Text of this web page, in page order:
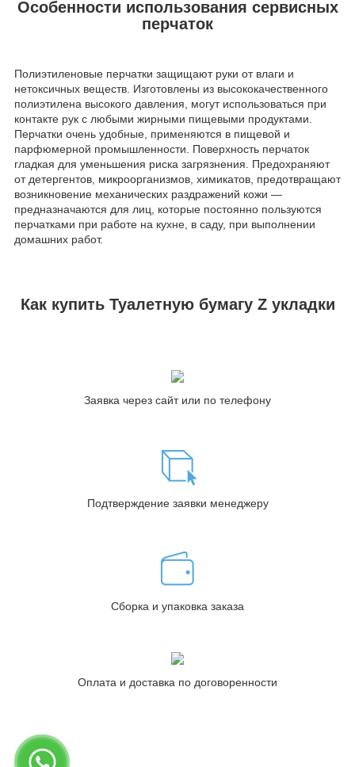
Особенности использования сервисных
перчаток
Полиэтиленовые перчатки защищают руки от влаги и
нетоксичных веществ. Изготовлены из высококачественного
полиэтилена высокого давления, могут использоваться при
контакте рук с любыми жирными пищевыми продуктами.
Перчатки очень удобные, применяются в пищевой и
парфюмерной промышленности. Поверхность перчаток
гладкая для уменьшения риска загрязнения. Предохраняют
от детергентов, микроорганизмов, химикатов, предотвращают
возникновение механических раздражений кожи —
предназначаются для лиц, которые постоянно пользуются
перчатками при работе на кухне, в саду, при выполнении
домашних работ.
Как купить Туалетную бумагу Z укладки
Заявка через сайт или по телефону
Подтверждение заявки менеджеру
Сборка и упаковка заказа
Оплата и доставка по договоренности